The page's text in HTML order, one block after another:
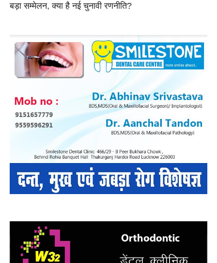
बड़ा सम्मेलन, क्या है नई चुनावी रणनीति?